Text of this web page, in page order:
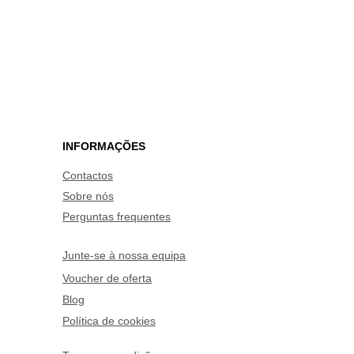
INFORMAÇÕES
Contactos
Sobre nós
Perguntas frequentes
Junte-se à nossa equipa
Voucher de oferta
Blog
Política de cookies